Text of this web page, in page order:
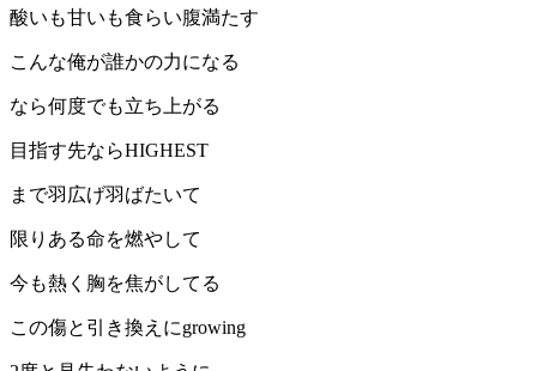
酸いも甘いも食らい腹満たす
こんな俺が誰かの力になる
なら何度でも立ち上がる
目指す先ならHIGHEST
まで羽広げ羽ばたいて
限りある命を燃やして
今も熱く胸を焦がしてる
この傷と引き換えにgrowing